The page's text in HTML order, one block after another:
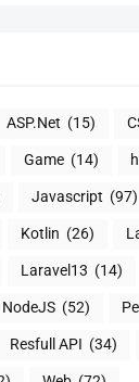
ASP.Net (15)
Game (14)
Javascript (97)
Kotlin (26)
Laravel13 (14)
NodeJS (52)
Resfull API (34)